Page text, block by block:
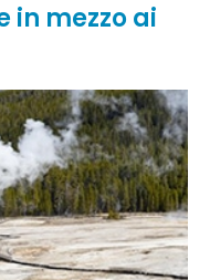
in mezzo ai